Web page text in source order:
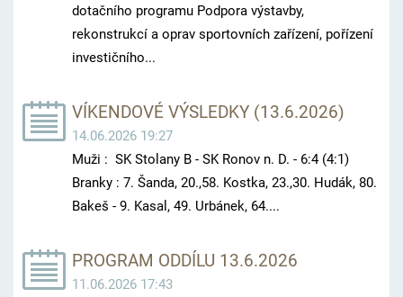
dotačního programu Podpora výstavby,
rekonstrukcí a oprav sportovních zařízení, pořízení
investičního...
VÍKENDOVÉ VÝSLEDKY (13.6.2026)
14.06.2026 19:27
Muži : SK Stolany B - SK Ronov n. D. - 6:4 (4:1)
Branky : 7. Šanda, 20.,58. Kostka, 23.,30. Hudák, 80.
Bakeš - 9. Kasal, 49. Urbánek, 64....
PROGRAM ODDÍLU 13.6.2026
11.06.2026 17:43